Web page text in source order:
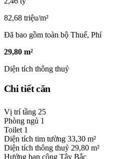
82,68 triệu/m²
Đã bao gồm toàn bộ Thuế, Phí
29,80 m²
Diện tích thông thuỷ
Chi tiết căn
Vị trí tầng 25
Phòng ngủ 1
Toilet 1
Diện tích tim tường 33,30 m²
Diện tích thông thuỷ 29,80 m²
Hướng ban công Tây Bắc